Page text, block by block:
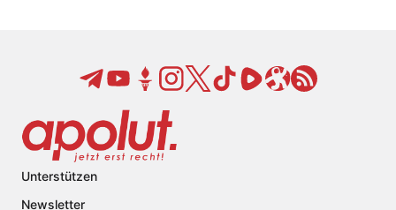
Unterstützen
Newsletter